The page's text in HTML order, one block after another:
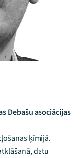
Debašu asociācijas
ķīmijā.
datu